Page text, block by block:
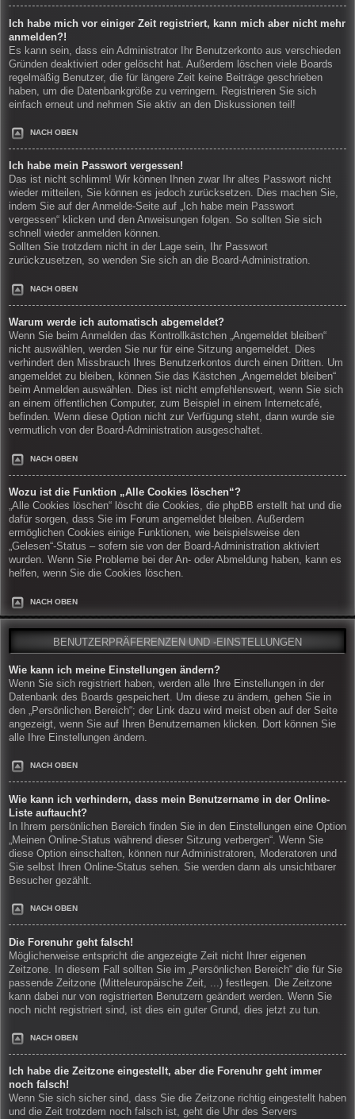
Ich habe mich vor einiger Zeit registriert, kann mich aber nicht mehr
anmelden?!
Es kann sein, dass ein Administrator Ihr Benutzerkonto aus verschieden
Gründen deaktiviert oder gelöscht hat. Außerdem löschen viele Boards
regelmäßig Benutzer, die für längere Zeit keine Beiträge geschrieben
haben, um die Datenbankgröße zu verringern. Registrieren Sie sich
einfach erneut und nehmen Sie aktiv an den Diskussionen teil!
NACH OBEN
Ich habe mein Passwort vergessen!
Das ist nicht schlimm! Wir können Ihnen zwar Ihr altes Passwort nicht
wieder mitteilen, Sie können es jedoch zurücksetzen. Dies machen Sie,
indem Sie auf der Anmelde-Seite auf „Ich habe mein Passwort
vergessen“ klicken und den Anweisungen folgen. So sollten Sie sich
schnell wieder anmelden können.
Sollten Sie trotzdem nicht in der Lage sein, Ihr Passwort
zurückzusetzen, so wenden Sie sich an die Board-Administration.
NACH OBEN
Warum werde ich automatisch abgemeldet?
Wenn Sie beim Anmelden das Kontrollkästchen „Angemeldet bleiben“
nicht auswählen, werden Sie nur für eine Sitzung angemeldet. Dies
verhindert den Missbrauch Ihres Benutzerkontos durch einen Dritten. Um
angemeldet zu bleiben, können Sie das Kästchen „Angemeldet bleiben“
beim Anmelden auswählen. Dies ist nicht empfehlenswert, wenn Sie sich
an einem öffentlichen Computer, zum Beispiel in einem Internetcafé,
befinden. Wenn diese Option nicht zur Verfügung steht, dann wurde sie
vermutlich von der Board-Administration ausgeschaltet.
NACH OBEN
Wozu ist die Funktion „Alle Cookies löschen“?
„Alle Cookies löschen“ löscht die Cookies, die phpBB erstellt hat und die
dafür sorgen, dass Sie im Forum angemeldet bleiben. Außerdem
ermöglichen Cookies einige Funktionen, wie beispielsweise den
„Gelesen“-Status – sofern sie von der Board-Administration aktiviert
wurden. Wenn Sie Probleme bei der An- oder Abmeldung haben, kann es
helfen, wenn Sie die Cookies löschen.
NACH OBEN
BENUTZERPRÄFERENZEN UND -EINSTELLUNGEN
Wie kann ich meine Einstellungen ändern?
Wenn Sie sich registriert haben, werden alle Ihre Einstellungen in der
Datenbank des Boards gespeichert. Um diese zu ändern, gehen Sie in
den „Persönlichen Bereich“; der Link dazu wird meist oben auf der Seite
angezeigt, wenn Sie auf Ihren Benutzernamen klicken. Dort können Sie
alle Ihre Einstellungen ändern.
NACH OBEN
Wie kann ich verhindern, dass mein Benutzername in der Online-
Liste auftaucht?
In Ihrem persönlichen Bereich finden Sie in den Einstellungen eine Option
„Meinen Online-Status während dieser Sitzung verbergen“. Wenn Sie
diese Option einschalten, können nur Administratoren, Moderatoren und
Sie selbst Ihren Online-Status sehen. Sie werden dann als unsichtbarer
Besucher gezählt.
NACH OBEN
Die Forenuhr geht falsch!
Möglicherweise entspricht die angezeigte Zeit nicht Ihrer eigenen
Zeitzone. In diesem Fall sollten Sie im „Persönlichen Bereich“ die für Sie
passende Zeitzone (Mitteleuropäische Zeit, ...) festlegen. Die Zeitzone
kann dabei nur von registrierten Benutzern geändert werden. Wenn Sie
noch nicht registriert sind, ist dies ein guter Grund, dies jetzt zu tun.
NACH OBEN
Ich habe die Zeitzone eingestellt, aber die Forenuhr geht immer
noch falsch!
Wenn Sie sich sicher sind, dass Sie die Zeitzone richtig eingestellt haben
und die Zeit trotzdem noch falsch ist, geht die Uhr des Servers